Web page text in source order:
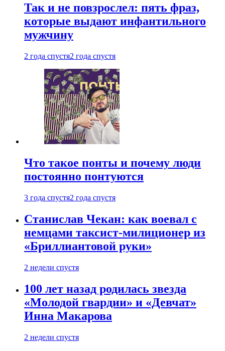
Так и не повзрослел: пять фраз,
которые выдают инфантильного
мужчину
2 года спустя2 года спустя
Что такое понты и почему люди
постоянно понтуются
3 года спустя2 года спустя
Станислав Чекан: как воевал с
немцами таксист-милиционер из
«Бриллиантовой руки»
2 недели спустя
100 лет назад родилась звезда
«Молодой гвардии» и «Девчат»
Инна Макарова
2 недели спустя